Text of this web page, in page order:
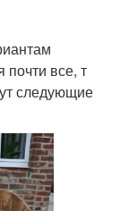
все, т
следующие